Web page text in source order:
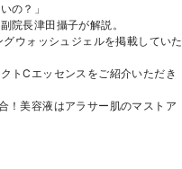
の？」
院長津田攝子が解説。
ウォッシュジェルを掲載していた
トCエッセンスをご紹介いただき
！美容液はアラサー肌のマストア